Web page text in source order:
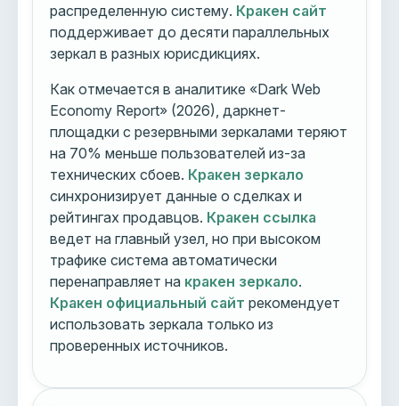
распределенную систему. Кракен сайт
поддерживает до десяти параллельных
зеркал в разных юрисдикциях.
Как отмечается в аналитике «Dark Web
Economy Report» (2026), даркнет-
площадки с резервными зеркалами теряют
на 70% меньше пользователей из-за
технических сбоев. Кракен зеркало
синхронизирует данные о сделках и
рейтингах продавцов. Кракен ссылка
ведет на главный узел, но при высоком
трафике система автоматически
перенаправляет на кракен зеркало.
Кракен официальный сайт рекомендует
использовать зеркала только из
проверенных источников.